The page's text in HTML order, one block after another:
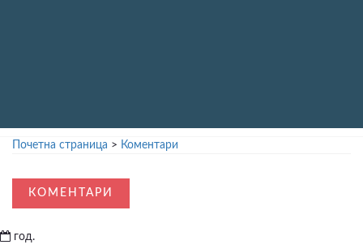
Почетна страница > Коментари
КОМЕНТАРИ
год.